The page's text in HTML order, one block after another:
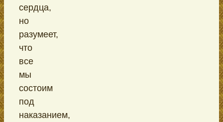
сердца,
но
разумеет,
что
все
мы
состоим
под
наказанием,